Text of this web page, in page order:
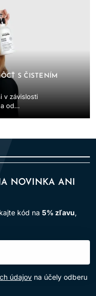
S ČISTENÍM
v závislosti
od
NOVINKA ANI
kód na 5% zľavu,
údajov na účely odberu